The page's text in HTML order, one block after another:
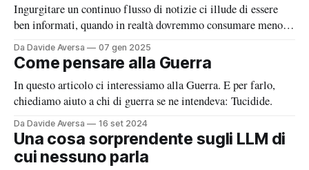
Ingurgitare un continuo flusso di notizie ci illude di essere
ben informati, quando in realtà dovremmo consumare meno
notizie e farlo meno spesso.
Da Davide Aversa 07 gen 2025
Come pensare alla Guerra
In questo articolo ci interessiamo alla Guerra. E per farlo,
chiediamo aiuto a chi di guerra se ne intendeva: Tucidide.
Da Davide Aversa 16 set 2024
Una cosa sorprendente sugli LLM di
cui nessuno parla